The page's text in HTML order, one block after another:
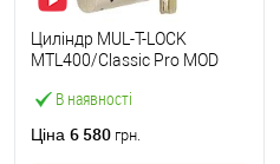
В наявності
Циліндр MUL-T-LOCK
MTL400/Classic Pro MOD
нікель сатин
Ціна 6 580 грн.